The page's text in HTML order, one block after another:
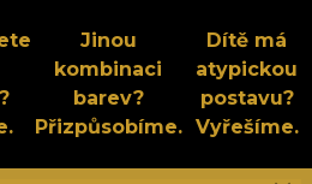
Jinou
kombinaci
barev?
Přizpůsobíme.
Dítě má
atypickou
postavu?
Vyřešíme.